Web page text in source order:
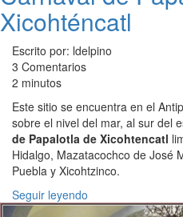
Xicohténcatl
Escrito por: ldelpino
3 Comentarios
2 minutos
Este sitio se encuentra en el
sobre el nivel del mar, al sur del
de Papalotla de Xicohtencatl
Hidalgo, Mazatacochco de José
Puebla y Xicohtzinco.
Seguir leyendo